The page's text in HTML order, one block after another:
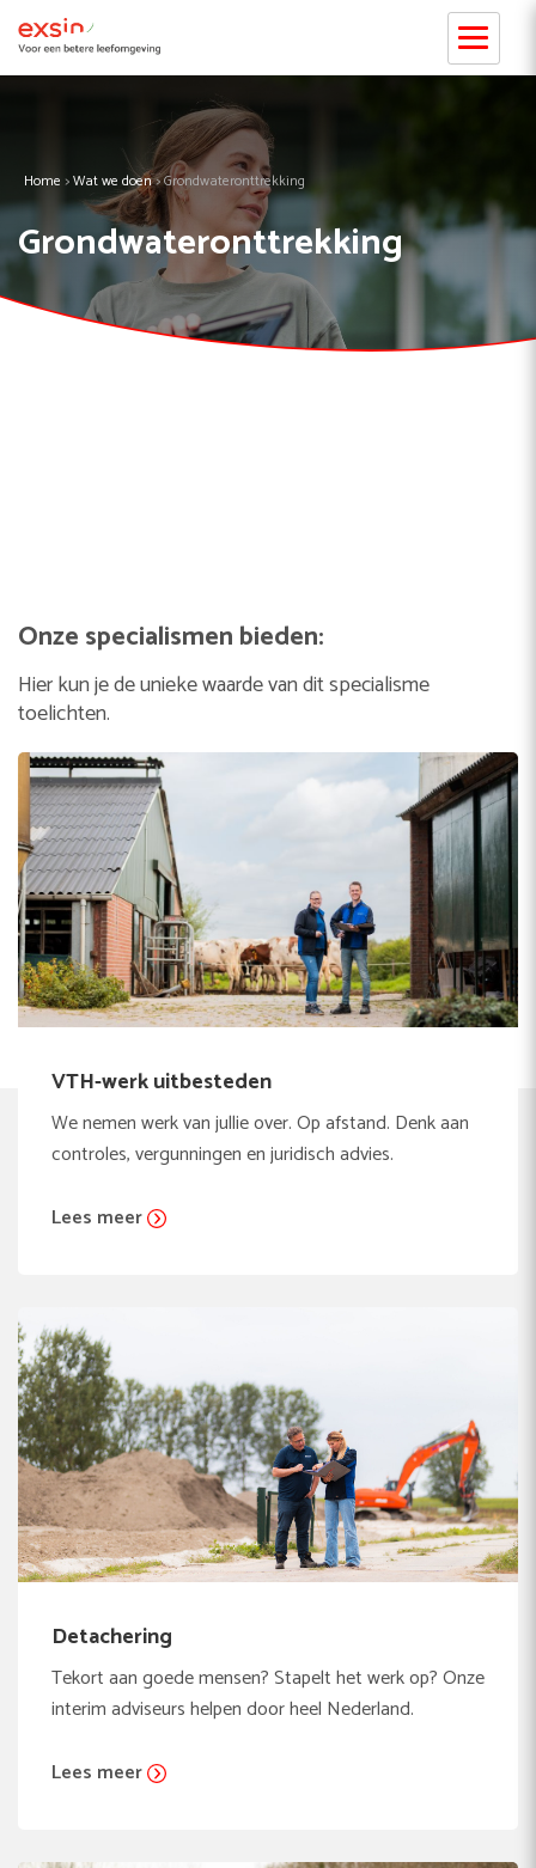
Home >Wat we doen>Grondwateronttrekking
Grondwateronttrekking
Onze specialismen bieden:
Hier kun je de unieke waarde van dit specialisme
toelichten.
VTH-werk uitbesteden
We nemen werk van jullie over. Op afstand. Denk aan
controles, vergunningen en juridisch advies.
Lees meer
Detachering
Tekort aan goede mensen? Stapelt het werk op? Onze
interim adviseurs helpen door heel Nederland.
Lees meer